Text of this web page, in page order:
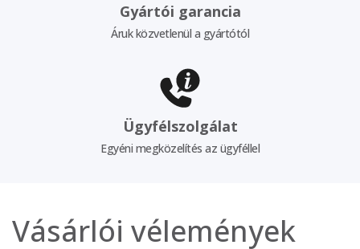
Gyártói garancia
Áruk közvetlenül a gyártótól
Ügyfélszolgálat
Egyéni megközelítés az ügyféllel
Vásárlói vélemények